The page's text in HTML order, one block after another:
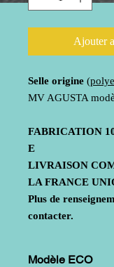
Ajouter
Selle origine (
MV AGUSTA
FABRICATION
E
LIVRAISON
LA FRANCE
Plus de
contacter.
Modèle ECO